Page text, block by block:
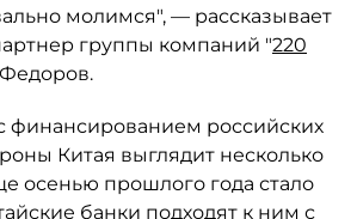
молимся", — рассказывает
группы компаний "220
финансированием российских
Китая выглядит несколько
осенью прошлого года стало
банки подходят к ним с